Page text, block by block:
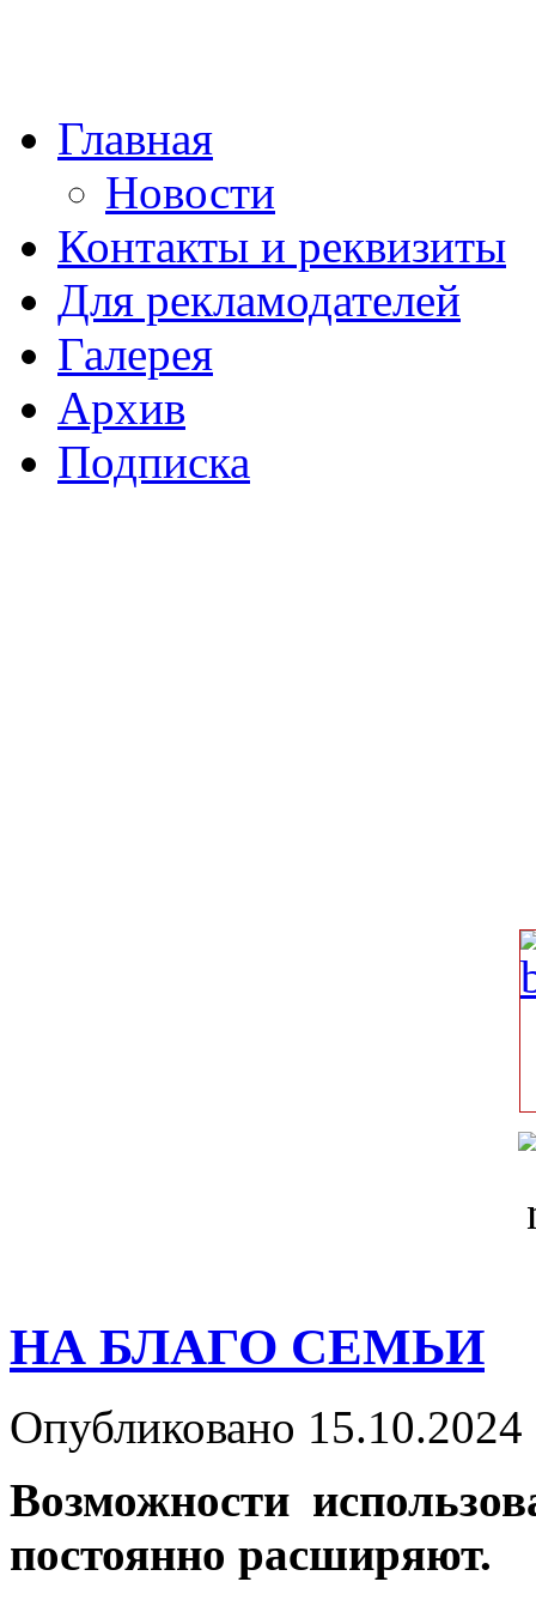
Главная
Новости
Контакты и реквизиты
Для рекламодателей
Галерея
Архив
Подписка
НА БЛАГО СЕМЬИ
Опубликовано
Возможности
постоянно расширяют.